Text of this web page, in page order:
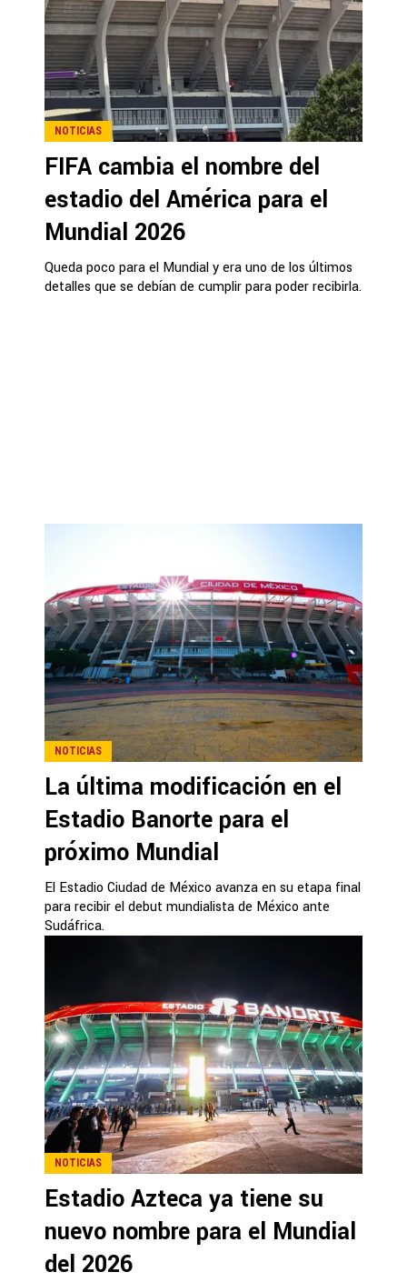
NOTICIAS
FIFA cambia el nombre del
estadio del América para el
Mundial 2026
Queda poco para el Mundial y era uno de los últimos
detalles que se debían de cumplir para poder recibirla.
NOTICIAS
La última modificación en el
Estadio Banorte para el
próximo Mundial
El Estadio Ciudad de México avanza en su etapa final
para recibir el debut mundialista de México ante
Sudáfrica.
NOTICIAS
Estadio Azteca ya tiene su
nuevo nombre para el Mundial
del 2026